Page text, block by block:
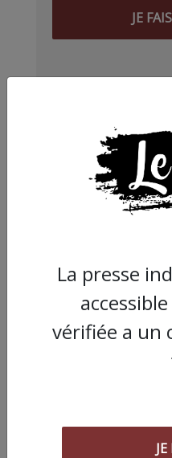
JE
cet article :
La presse
vérifiée a un